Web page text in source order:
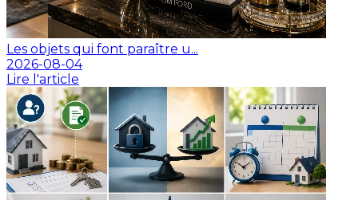
Les objets qui font paraître u...
2026-08-04
Lire l'article